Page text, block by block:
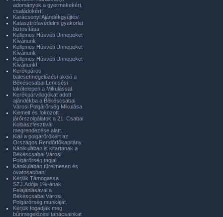
adományok a gyermekekért,
családokért!
Karácsonyi Ajándékgyűjtés!
Katasztrófavédelmi gyakorlat
biztosítása
Kellemes Húsvéti Ünnepeket
Kívánunk
Kellemes Húsvéti Ünnepeket
Kívánunk
Kellemes Húsvéti Ünnepeket
Kívánunk!
Kerékpáros
balesetmegelőzési akció a
Békéscsabai Lencsési
lakótelepen a Mikulással.
Kerékpárvillogókat adott
ajándékba a Békéscsabai
Városi Polgárőrség Mikulása.
Kiemelt és fokozott
járőrszolgálatok a 21. Csabai
Kolbászfesztivál
megrendezése alatt.
Kiáll a polgárőrökért az
Országos Rendőrfőkapitány.
Kánikulában is kitartanak a
Békéscsabai Városi
Polgárőrség tagjai.
Kánikulában türelmesen és
óvatosabban!
Kérjük Támogassa
SZJ.Adója 1%-ának
Felajánlásával a
Békéscsabai Városi
Polgárőrség munkáját.
Kérjük fogadják meg
bűnmegelőzési tanácsainkat